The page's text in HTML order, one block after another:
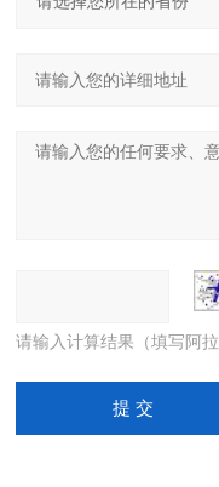
请输入计算结果（填写阿